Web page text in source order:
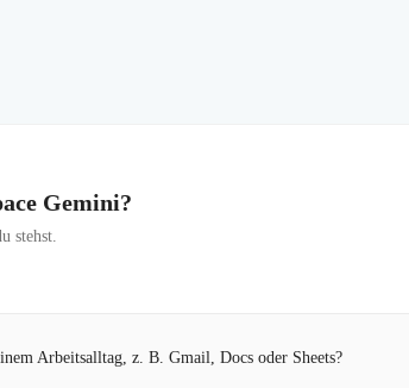
Gemini?
stehst.
Arbeitsalltag, z. B. Gmail, Docs oder Sheets?